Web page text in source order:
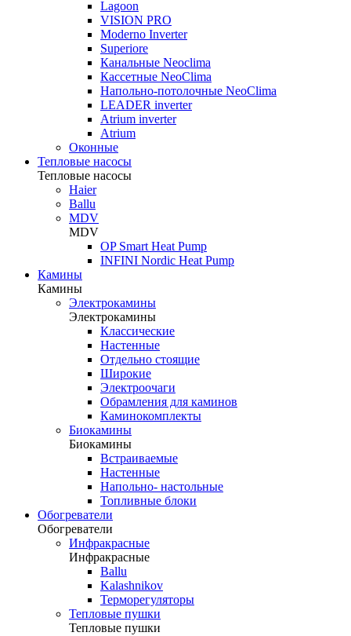
Lagoon
VISION PRO
Moderno Inverter
Superiore
Канальные Neoclima
Кассетные NeoClima
Напольно-потолочные NeoClima
LEADER inverter
Atrium inverter
Atrium
Оконные
Тепловые насосы
Тепловые насосы
Haier
Ballu
MDV
MDV
OP Smart Heat Pump
INFINI Nordic Heat Pump
Камины
Камины
Электрокамины
Электрокамины
Классические
Настенные
Отдельно стоящие
Широкие
Электроочаги
Обрамления для каминов
Каминокомплекты
Биокамины
Биокамины
Встраиваемые
Настенные
Напольно- настольные
Топливные блоки
Обогреватели
Обогреватели
Инфракрасные
Инфракрасные
Ballu
Kalashnikov
Терморегуляторы
Тепловые пушки
Тепловые пушки